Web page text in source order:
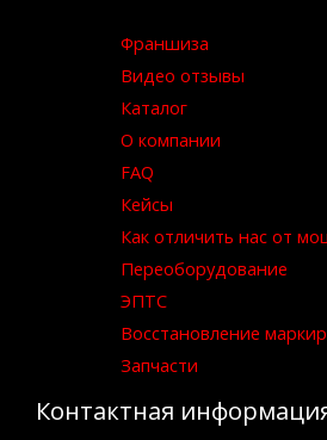
Франшиза
Видео отзывы
Каталог
О компании
FAQ
Кейсы
Как отличить нас от
Переоборудование
ЭПТС
Восстановление
Запчасти
Контактная